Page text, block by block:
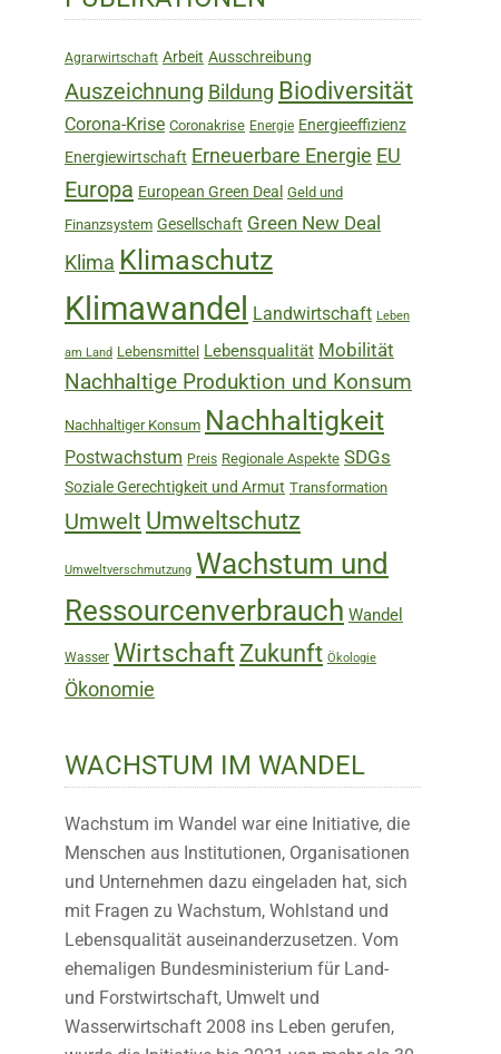
Sidebar
Agrarwirtschaft Arbeit Ausschreibung
Auszeichnung Bildung Biodiversität
Corona-Krise Coronakrise Energie Energieeffizienz
Energiewirtschaft Erneuerbare Energie EU
Europa European Green Deal Geld und
Finanzsystem Gesellschaft Green New Deal
Klima Klimaschutz
Klimawandel Landwirtschaft Leben
am Land Lebensmittel Lebensqualität Mobilität
Nachhaltige Produktion und Konsum
Nachhaltiger Konsum Nachhaltigkeit
Postwachstum Preis Regionale Aspekte SDGs
Soziale Gerechtigkeit und Armut Transformation
Umwelt Umweltschutz
Umweltverschmutzung Wachstum und
Ressourcenverbrauch Wandel
Wasser Wirtschaft Zukunft Ökologie
Ökonomie
WACHSTUM IM WANDEL
Wachstum im Wandel war eine Initiative, die
Menschen aus Institutionen, Organisationen
und Unternehmen dazu eingeladen hat, sich
mit Fragen zu Wachstum, Wohlstand und
Lebensqualität auseinanderzusetzen. Vom
ehemaligen Bundesministerium für Land-
und Forstwirtschaft, Umwelt und
Wasserwirtschaft 2008 ins Leben gerufen,